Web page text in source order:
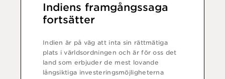
Indiens framgångssaga
fortsätter
Indien är på väg att inta sin rättmätiga
plats i världsordningen och är för oss det
land som erbjuder de mest lovande
långsiktiga investeringsmöjligheterna